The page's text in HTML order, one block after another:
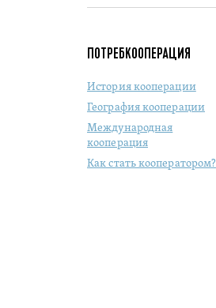
ПОТРЕБКООПЕРАЦИЯ
История кооперации
География кооперации
Международная
кооперация
Как стать кооператором?